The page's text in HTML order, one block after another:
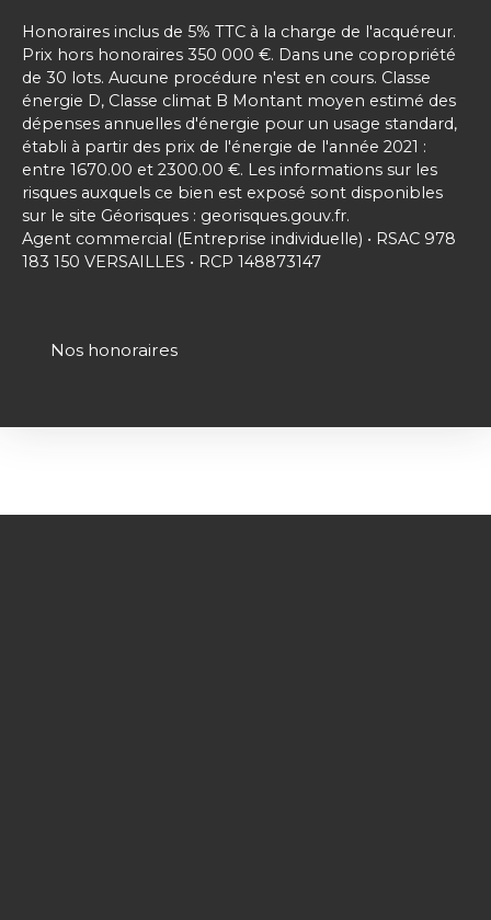
Honoraires inclus de 5% TTC à la charge de l'acquéreur.
Prix hors honoraires 350 000 €. Dans une copropriété
de 30 lots. Aucune procédure n'est en cours. Classe
énergie D, Classe climat B Montant moyen estimé des
dépenses annuelles d'énergie pour un usage standard,
établi à partir des prix de l'énergie de l'année 2021 :
entre 1670.00 et 2300.00 €. Les informations sur les
risques auxquels ce bien est exposé sont disponibles
sur le site Géorisques : georisques.gouv.fr.
Agent commercial (Entreprise individuelle) • RSAC 978
183 150 VERSAILLES • RCP 148873147
Nos honoraires